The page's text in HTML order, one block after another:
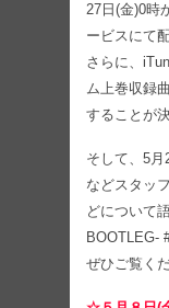
27日(金)0時
ービスにて
さらに、
ム上巻収録
することが
そして、5
などスタッ
どについて
BOOTLEG-
ぜひご覧く